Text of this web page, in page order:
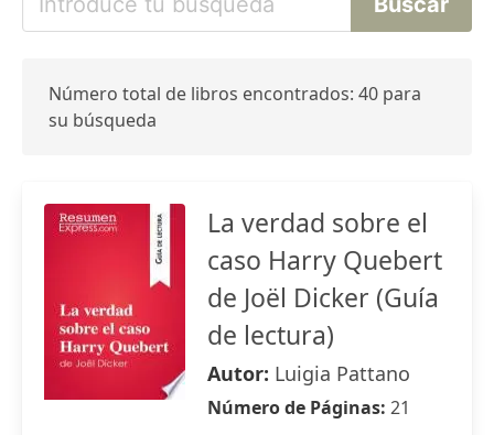
Número total de libros encontrados: 40 para
su búsqueda
La verdad sobre el
caso Harry Quebert
de Joël Dicker (Guía
de lectura)
Autor: Luigia Pattano
Número de Páginas: 21